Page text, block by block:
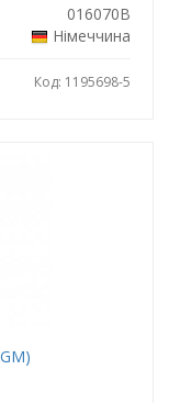
016070B
Німеччина
Код: 1195698-5